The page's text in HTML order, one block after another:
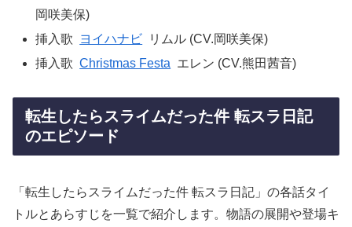
岡咲美保)
挿入歌
ヨイハナビ
リムル (CV.岡咲美保)
挿入歌 Christmas Festa エレン (CV.熊田茜音)
転生したらスライムだった件 転スラ日記
のエピソード
「転生したらスライムだった件 転スラ日記」の各話タイ
トルとあらすじを一覧で紹介します。物語の展開や登場キ